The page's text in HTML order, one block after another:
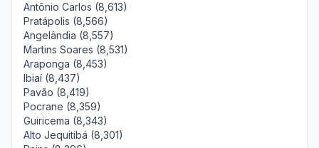
Antônio Carlos (8,613)
Pratápolis (8,566)
Angelândia (8,557)
Martins Soares (8,531)
Araponga (8,453)
Ibiaí (8,437)
Pavão (8,419)
Pocrane (8,359)
Guiricema (8,343)
Alto Jequitibá (8,301)